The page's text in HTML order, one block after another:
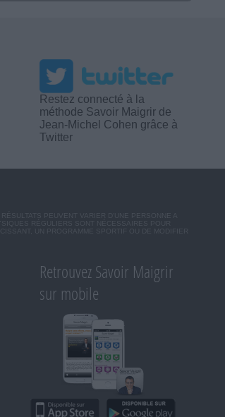
Restez connecté à la
méthode Savoir Maigrir de
Jean-Michel Cohen grâce à
Twitter
PEUVENT VARIER D'UNE PERSONNE A
RÉGULIERS SONT NÉCESSAIRES POUR
UN PROGRAMME SPORTIF OU DE MODIFIER
Retrouvez Savoir Maigrir
sur mobile